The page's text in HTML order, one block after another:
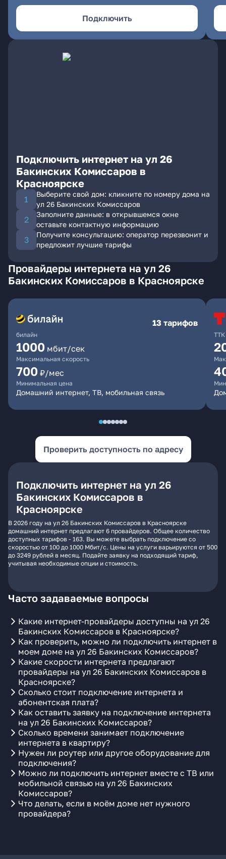
Подключить
Подключить интернет на ул 26
Бакинских Комиссаров в
Красноярске
Выберите свой дом: кликните по номеру дома на
ул 26 Бакинских Комиссаров
Заполните данные: в открывшемся окне
оставьте контактную информацию
Получите консультацию: оператор перезвонит и
предложит лучшие тарифы
Провайдеры интернета на ул 26
Бакинских Комиссаров в Красноярске
билайн
13 тарифов
1000 мбит/сек
Максимальная скорость
700 ₽/мес
Минимальная цена
Домашний интернет, ТВ, мобильная связь
ТТК
Проверить доступность по адресу
Подключить интернет на ул 26
Бакинских Комиссаров в
Красноярске
В 2026 году на ул 26 Бакинских Комиссаров в Красноярске
домашний интернет предлагают 6 провайдеров. Общее количество
доступных тарифов - 163. Вы можете выбрать подключение со
скоростью от 100 до 1000 Мбит/с. Цены на услуги варьируются от 500
до 3249 рублей в месяц. Подайте заявку на подходящий тариф,
учитывая необходимые опции и стоимость.
Часто задаваемые вопросы
Какие интернет-провайдеры доступны на ул 26
Бакинских Комиссаров в Красноярске?
Как проверить, можно ли подключить интернет в
моем доме на ул 26 Бакинских Комиссаров?
Какие скорости интернета предлагают
провайдеры на ул 26 Бакинских Комиссаров в
Красноярске?
Сколько стоит подключение интернета и
абонентская плата?
Как оставить заявку на подключение интернета
на ул 26 Бакинских Комиссаров?
Сколько времени занимает подключение
интернета в квартиру?
Нужен ли роутер или другое оборудование для
подключения?
Можно ли подключить интернет вместе с ТВ или
мобильной связью на ул 26 Бакинских
Комиссаров?
Что делать, если в моём доме нет нужного
провайдера?